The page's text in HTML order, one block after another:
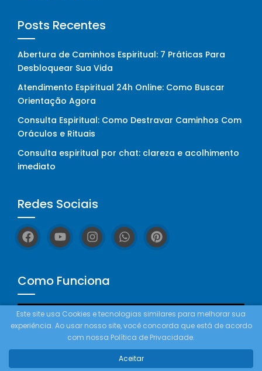
Posts Recentes
Abertura de Caminhos Espiritual: 7 Práticas Para
Desbloquear Sua Vida
Atendimento Espiritual 24h Online: Como Buscar
Orientação Agora
Consulta Espiritual: Como Destravar Caminhos Com
Oráculos e Rituais
Consulta espiritual por chat: clareza e acolhimento
imediato
Redes Sociais
Como Funciona
Tocador
de
Este site usa Cookies e tecnologias similares para melhorar sua
experiência. Ao usar nosso site, você concorda que está de acordo
com nossa Política de Privacidade.
Aceitar